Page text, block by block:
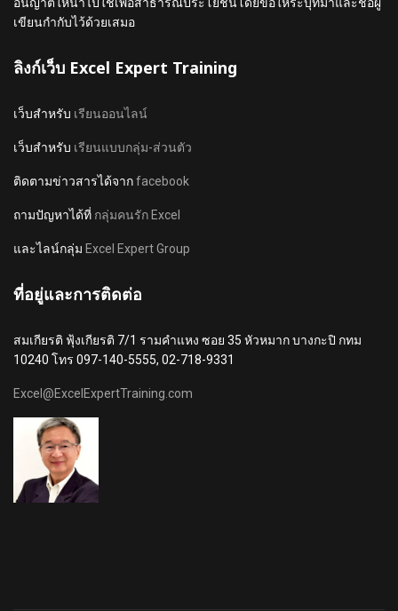
เขียนกำกับไว้ด้วยเสมอ
ลิงก์เว็บ Excel Expert Training
เว็บสำหรับ เรียนออนไลน์
เว็บสำหรับ เรียนแบบกลุ่ม-ส่วนตัว
ติดตามข่าวสารได้จากfacebook
ถามปัญหาได้ที่ กลุ่มคนรัก Excel
และไลน์กลุ่ม Excel Expert Group
ที่อยู่และการติดต่อ
สมเกียรติ ฟุ้งเกียรติ 7/1 รามคำแหง ซอย 35 หัวหมาก บางกะปิ กทม
10240 โทร 097-140-5555, 02-718-9331
Excel@ExcelExpertTraining.com